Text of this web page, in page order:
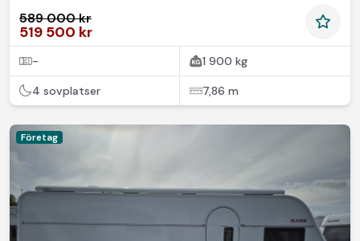
589 000 kr
519 500 kr
- 1 900 kg
4 sovplatser 7,86 m
Företag